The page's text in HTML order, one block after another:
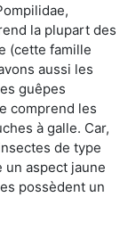
la plupart des
(cette famille
aussi les
guêpes
comprend les
à galle. Car,
de type
un aspect jaune
possèdent un